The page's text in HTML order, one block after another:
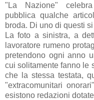
"La Nazione"
pubblica qualche
broda. Di uno di questi
La foto a sinistra, a
lavoratore rumeno
pretendono ogni anno
cui solitamente fanno le
che la stessa testata,
"extracomunitari
esistono redazioni